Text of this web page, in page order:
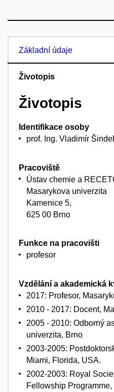
Základní údaje
Životopis
Životopis
Identifikace osoby
prof. Ing. Vladimír
Pracoviště
Ústav chemie a
Masarykova univerzita
Kamenice 5,
625 00 Brno
Funkce na pracovišti
profesor
Vzdělání a akademická
2017: Profesor,
2010 - 2017: Docent,
2005 - 2010: Odborný
univerzita, Brno
2003-2005:
Miami, Florida, USA.
2002-2003: Royal
Fellowship